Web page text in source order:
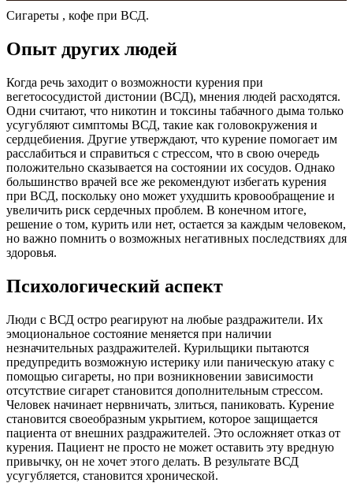
Сигареты , кофе при ВСД.
Опыт других людей
Когда речь заходит о возможности курения при
вегетососудистой дистонии (ВСД), мнения людей расходятся.
Одни считают, что никотин и токсины табачного дыма только
усугубляют симптомы ВСД, такие как головокружения и
сердцебиения. Другие утверждают, что курение помогает им
расслабиться и справиться с стрессом, что в свою очередь
положительно сказывается на состоянии их сосудов. Однако
большинство врачей все же рекомендуют избегать курения
при ВСД, поскольку оно может ухудшить кровообращение и
увеличить риск сердечных проблем. В конечном итоге,
решение о том, курить или нет, остается за каждым человеком,
но важно помнить о возможных негативных последствиях для
здоровья.
Психологический аспект
Люди с ВСД остро реагируют на любые раздражители. Их
эмоциональное состояние меняется при наличии
незначительных раздражителей. Курильщики пытаются
предупредить возможную истерику или паническую атаку с
помощью сигареты, но при возникновении зависимости
отсутствие сигарет становится дополнительным стрессом.
Человек начинает нервничать, злиться, паниковать. Курение
становится своеобразным укрытием, которое защищается
пациента от внешних раздражителей. Это осложняет отказ от
курения. Пациент не просто не может оставить эту вредную
привычку, он не хочет этого делать. В результате ВСД
усугубляется, становится хронической.